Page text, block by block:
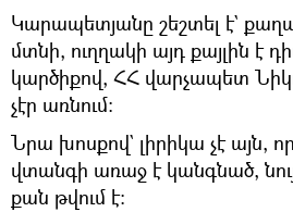
Կարապետյանը շեշտել է`
մտնի, ուղղակի այդ քայլին է
կարծիքով, ՀՀ վարչապետ
չէր առնում։
Նրա խոսքով` լիրիկա չէ այն,
վտանգի առաջ է կանգնած,
քան թվում է։